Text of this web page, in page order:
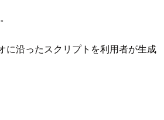
に沿ったスクリプトを利用者が生成